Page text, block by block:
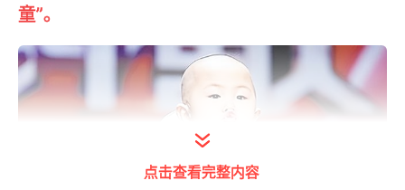
童”。
点击查看完整内容